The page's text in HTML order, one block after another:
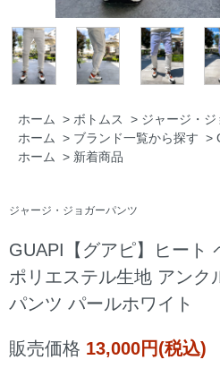
ホーム > ボトムス > ジャージ・
ホーム
> ブランド一覧から探す >
ホーム
> 新着商品
ジャージ・ジョガーパンツ
GUAPI【グアピ】ヒート
ポリエステル生地 アンク
パンツ パールホワイト
販売価格 13,000円(税込)